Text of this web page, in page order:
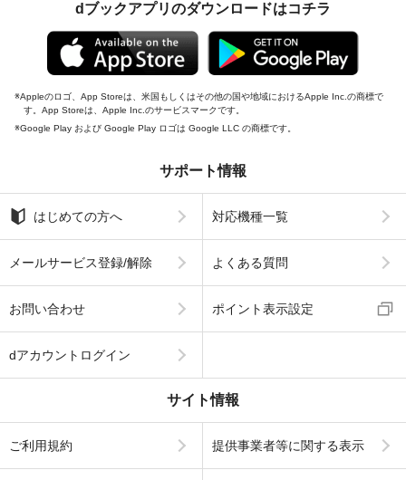
dブックアプリのダウンロードはコチラ
Appleのロゴ、App Storeは、米国もしくはその他の国や地域におけるApple Inc.の商標で
す。App Storeは、Apple Inc.のサービスマークです。
Google Play および Google Play ロゴは Google LLC の商標です。
サポート情報
はじめての方へ 対応機種一覧
メールサービス登録/解除 よくある質問
お問い合わせ ポイント表示設定
dアカウントログイン
サイト情報
ご利用規約 提供事業者等に関する表示